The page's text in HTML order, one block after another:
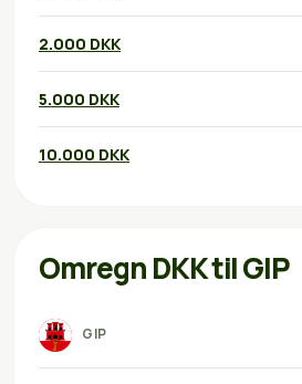
2.000 DKK
5.000 DKK
10.000 DKK
Omregn DKK til GIP
GIP